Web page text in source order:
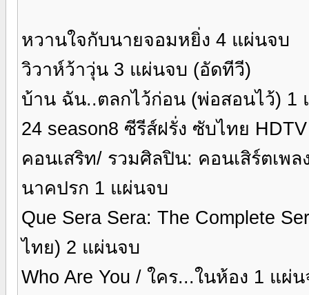
หวานใจกับนายจอมหยิ่ง 4 แผ่นจบ
วิวาห์ว้าวุ่น 3 แผ่นจบ (อัดทีวี)
บ้าน ฉัน..ตลกไว้ก่อน (พ่อสอนไว้) 1
24 season8 ซีรีส์ฝรั่ง ซับไทย
คอนเสริท/ รวมศิลปิน: คอนเสิร์ตเพ
นาคปรก 1 แผ่นจบ
Que Sera Sera: The Complete
ไทย) 2 แผ่นจบ
Who Are You / ใคร...ในห้อง 1 แผ่